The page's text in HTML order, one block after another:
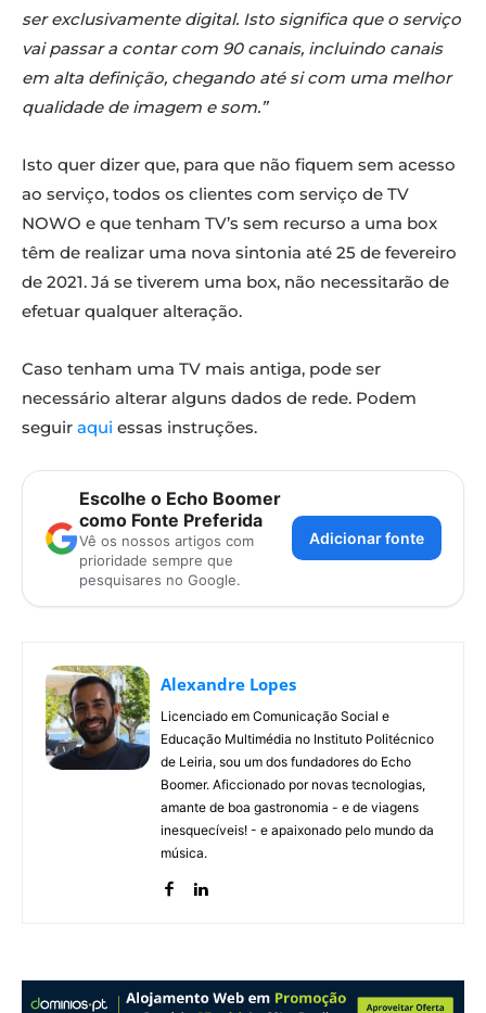
ser exclusivamente digital. Isto significa que o serviço
vai passar a contar com 90 canais, incluindo canais
em alta definição, chegando até si com uma melhor
qualidade de imagem e som.”
Isto quer dizer que, para que não fiquem sem acesso
ao serviço, todos os clientes com serviço de TV
NOWO e que tenham TV’s sem recurso a uma box
têm de realizar uma nova sintonia até 25 de fevereiro
de 2021. Já se tiverem uma box, não necessitarão de
efetuar qualquer alteração.
Caso tenham uma TV mais antiga, pode ser
necessário alterar alguns dados de rede. Podem
seguir aqui essas instruções.
Escolhe o Echo Boomer
como Fonte Preferida
Vê os nossos artigos com
prioridade sempre que
pesquisares no Google.
Adicionar fonte
Alexandre Lopes
Licenciado em Comunicação Social e
Educação Multimédia no Instituto Politécnico
de Leiria, sou um dos fundadores do Echo
Boomer. Aficcionado por novas tecnologias,
amante de boa gastronomia - e de viagens
inesquecíveis! - e apaixonado pelo mundo da
música.